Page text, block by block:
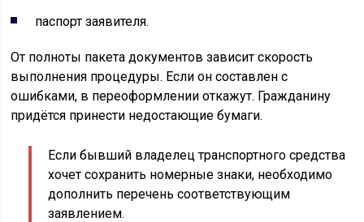
паспорт заявителя.
От полноты пакета документов зависит скорость
выполнения процедуры. Если он составлен с
ошибками, в переоформлении откажут. Гражданину
придётся принести недостающие бумаги.
Если бывший владелец транспортного средства
хочет сохранить номерные знаки, необходимо
дополнить перечень соответствующим
заявлением.